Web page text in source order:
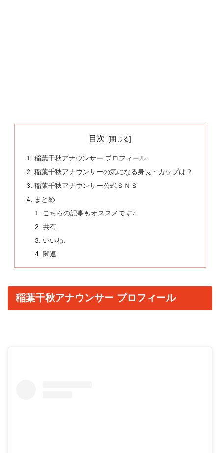
目次
稲葉千秋アナウンサー プロフィール
稲葉千秋アナウンサーの気になる身長・カップは？
稲葉千秋アナウンサー公式ＳＮＳ
まとめ
こちらの記事もオススメです♪
共有:
いいね:
関連
稲葉千秋アナウンサー プロフィール